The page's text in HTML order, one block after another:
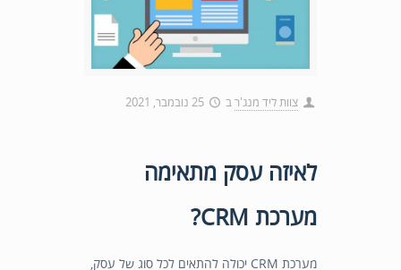
צוות ליד מנג'ר ב 25 נובמבר, 2021
לאיזה עסק מתאימה
מערכת CRM?
מערכת CRM יכולה להתאים לכל סוג של עסק,